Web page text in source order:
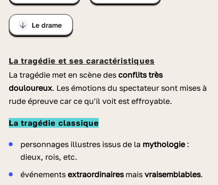
Le drame
La tragédie et ses caractéristiques
La tragédie met en scène des conflits très
douloureux. Les émotions du spectateur sont mises à
rude épreuve car ce qu'il voit est effroyable.
La tragédie classique
personnages illustres issus de la mythologie:
dieux, rois, etc.
événements extraordinairesmais vraisemblables.